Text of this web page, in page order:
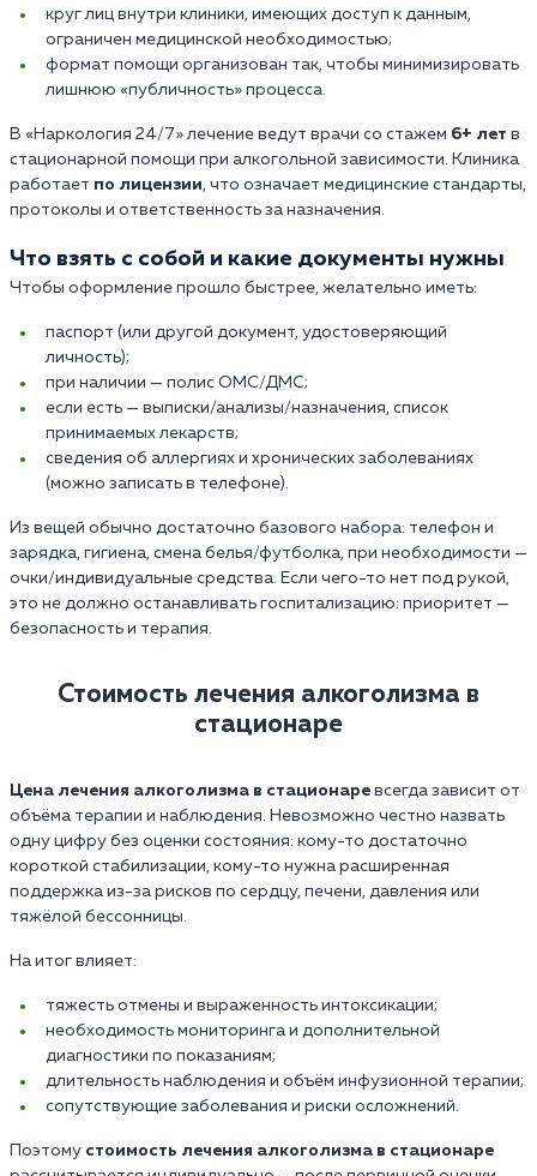
круг лиц внутри клиники, имеющих доступ к данным,
ограничен медицинской необходимостью;
формат помощи организован так, чтобы минимизировать
лишнюю «публичность» процесса.
В «Наркология 24/7» лечение ведут врачи со стажем 6+ лет в
стационарной помощи при алкогольной зависимости. Клиника
работает по лицензии, что означает медицинские стандарты,
протоколы и ответственность за назначения.
Что взять с собой и какие документы нужны
Чтобы оформление прошло быстрее, желательно иметь:
паспорт (или другой документ, удостоверяющий
личность);
при наличии — полис ОМС/ДМС;
если есть — выписки/анализы/назначения, список
принимаемых лекарств;
сведения об аллергиях и хронических заболеваниях
(можно записать в телефоне).
Из вещей обычно достаточно базового набора: телефон и
зарядка, гигиена, смена белья/футболка, при необходимости —
очки/индивидуальные средства. Если чего-то нет под рукой,
это не должно останавливать госпитализацию: приоритет —
безопасность и терапия.
Стоимость лечения алкоголизма в
стационаре
Цена лечения алкоголизма в стационаре всегда зависит от
объёма терапии и наблюдения. Невозможно честно назвать
одну цифру без оценки состояния: кому-то достаточно
короткой стабилизации, кому-то нужна расширенная
поддержка из-за рисков по сердцу, печени, давления или
тяжёлой бессонницы.
На итог влияет:
тяжесть отмены и выраженность интоксикации;
необходимость мониторинга и дополнительной
диагностики по показаниям;
длительность наблюдения и объём инфузионной терапии;
сопутствующие заболевания и риски осложнений.
Поэтому стоимость лечения алкоголизма в стационаре